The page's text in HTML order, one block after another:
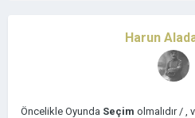
Harun
Öncelikle Oyunda Seçim olmalıdır / ,